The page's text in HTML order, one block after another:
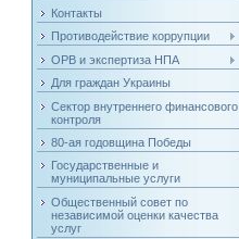
Контакты
Противодействие коррупции
ОРВ и экспертиза НПА
Для граждан Украины
Сектор внутреннего финансового
контроля
80-ая годовщина Победы
Государственные и
муниципальные услуги
Общественный совет по
независимой оценки качества
услуг